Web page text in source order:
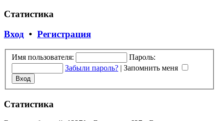
Статистика
Вход • Регистрация
Имя пользователя:
Пароль:
Забыли пароль? | Запомнить меня
Статистика